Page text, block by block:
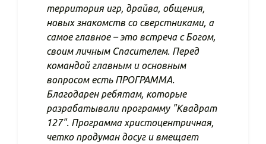
территория игр, драйва, общения,
новых знакомств со сверстниками, а
самое главное – это встреча с Богом,
своим личным Спасителем. Перед
командой главным и основным
вопросом есть ПРОГРАММА.
Благодарен ребятам, которые
разрабатывали программу "Квадрат
127". Программа христоцентричная,
четко продуман досуг и вмещает